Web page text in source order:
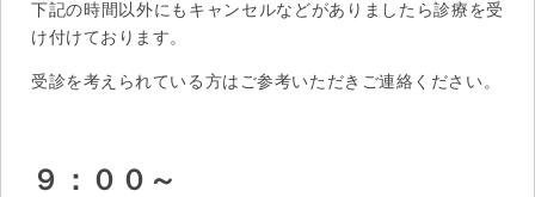
下記の時間以外にもキャンセルなどがありましたら診療を受
け付けております。
受診を考えられている方はご参考いただきご連絡ください。
９：００～